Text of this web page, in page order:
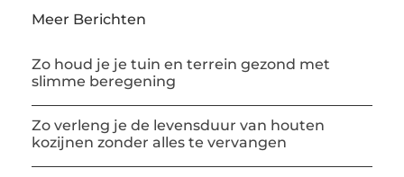
Meer Berichten
Zo houd je je tuin en terrein gezond met
slimme beregening
Zo verleng je de levensduur van houten
kozijnen zonder alles te vervangen